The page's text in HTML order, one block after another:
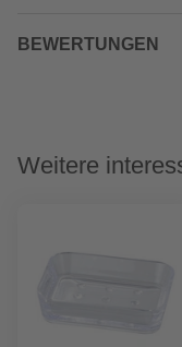
BEWERTUNGEN
Weitere